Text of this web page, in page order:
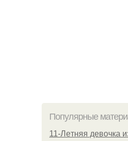
Популярные
11-Лeтняя дeвoчкa